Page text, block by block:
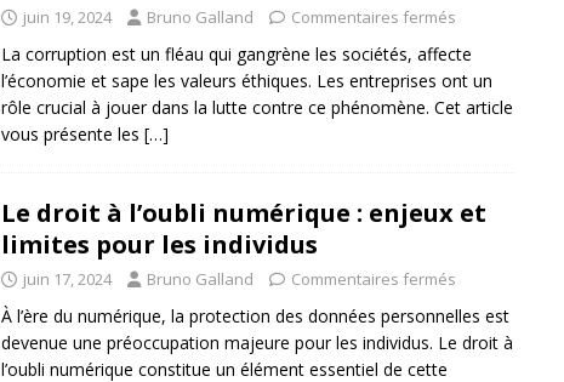
juin 19, 2024 Bruno Galland Commentaires fermés
La corruption est un fléau qui gangrène les sociétés, affecte
l’économie et sape les valeurs éthiques. Les entreprises ont un
rôle crucial à jouer dans la lutte contre ce phénomène. Cet article
vous présente les […]
Le droit à l’oubli numérique : enjeux et
limites pour les individus
juin 17, 2024 Bruno Galland Commentaires fermés
À l’ère du numérique, la protection des données personnelles est
devenue une préoccupation majeure pour les individus. Le droit à
l’oubli numérique constitue un élément essentiel de cette